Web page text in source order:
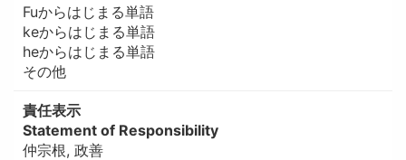
Fuからはじまる単語
keからはじまる単語
heからはじまる単語
その他
責任表示
Statement of Responsibility
仲宗根, 政善